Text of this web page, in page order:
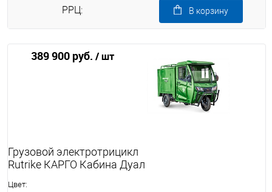
РРЦ:
389 900 руб. / шт
В корзину
Грузовой электротрицикл
Rutrike КАРГО Кабина Дуал
Цвет: